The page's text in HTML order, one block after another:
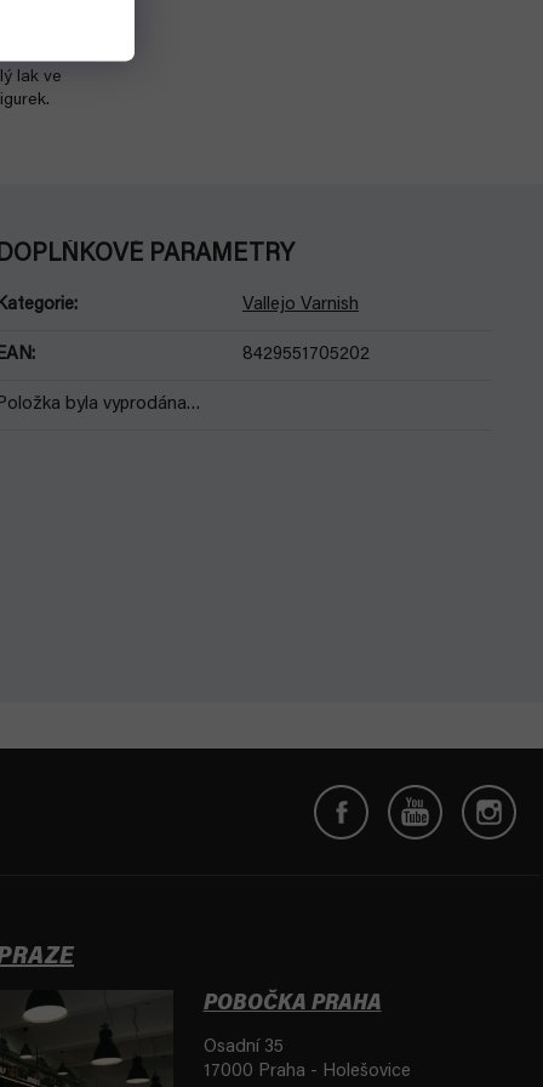
lak ve
PARAMETRY
: Vallejo Varnish
: 8429551705202
byla vyprodána…
POBOČKA PRAHA
Osadní 35
17000 Praha - Holešovice